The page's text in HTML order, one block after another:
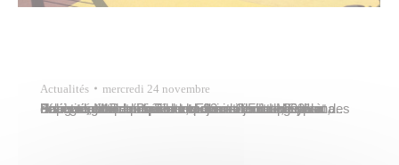
Actualités mercredi 24 novembre
Sur invitation du Président Edouard Fritch, Sylvana Puhetini, Marcelino Teata, adjoints au maire de Papeete, et Patrick Bordet, conseiller municipal délégué, ont participé mardi 23 novembre 2021 à l’inauguration du nouvel espace de jeu et de sport des Hauts-de-Vallons sur les hauteurs de La Mission. Etaient également présents Jean-Christophe Bouissou, vice-président et ministre du Logement,…